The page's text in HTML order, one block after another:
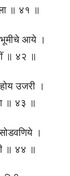
॥ ४१ ॥
भूमीचे आये ।
॥ ४२ ॥
उजरी ।
॥ ४३ ॥
।
॥ ४४ ॥